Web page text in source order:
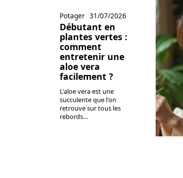
Potager 31/07/2026
Débutant en
plantes vertes :
comment
entretenir une
aloe vera
facilement ?
L'aloe vera est une
succulente que l'on
retrouve sur tous les
rebords…